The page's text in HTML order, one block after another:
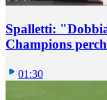
Spalletti:
Champions
01:30